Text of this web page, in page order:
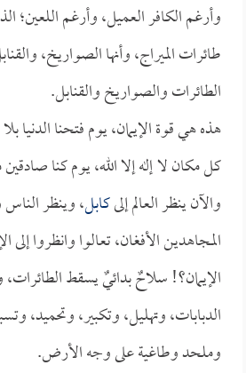
وأرغم الكافر العميل، وأرغم اللعين؛
طائرات الميراج، وأنها الصواريخ،
الطائرات والصواريخ والقنابل.
هذه هي قوة الإيمان، يوم فتحنا الدنيا بلا
كل مكان لا إله إلا الله، يوم كنا صادقين
والآن ينظر العالم إلىكابل، وينظر الناس
المجاهدين الأفغان، تعالوا وانظروا إلى
الإيمان؟! سلاحٌ بدائيٌ يسقط
الدبابات، وتهليل، وتكبير، وتحميد،
وملحد وطاغية على وجه الأرض.